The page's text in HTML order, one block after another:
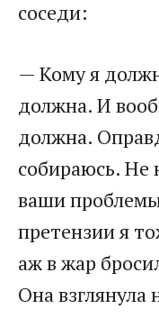
соседи:
— Кому я
должна. И
должна.
собираюсь. Не
ваши
претензии я
аж в жар
Она взглянула